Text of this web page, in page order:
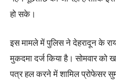
हो सके।
इस मामले में पुलिस ने देहरादून के
मुकदमा दर्ज किया है। सोमवार को
पत्र हल करने में शामिल प्रोफेसर